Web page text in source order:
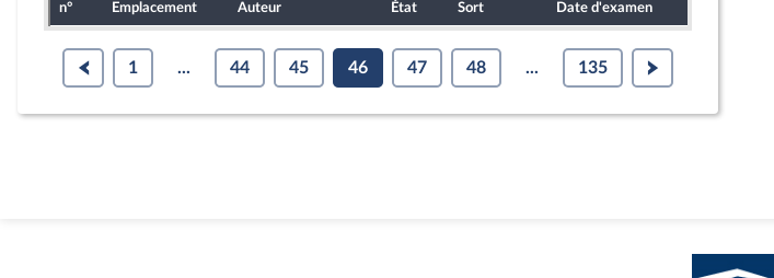
n° Emplacement Auteur État Sort Date d'examen
1 ... 44 45 46 47 48 ... 135